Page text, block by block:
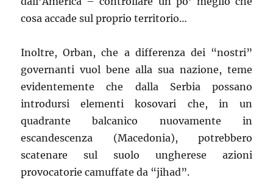
cosa accade sul proprio territorio…
Inoltre, Orban, che a differenza dei “nostri”
governanti vuol bene alla sua nazione, teme
evidentemente che dalla Serbia possano
introdursi elementi kosovari che, in un
quadrante balcanico nuovamente in
escandescenza (Macedonia), potrebbero
scatenare sul suolo ungherese azioni
provocatorie camuffate da “jihad”.